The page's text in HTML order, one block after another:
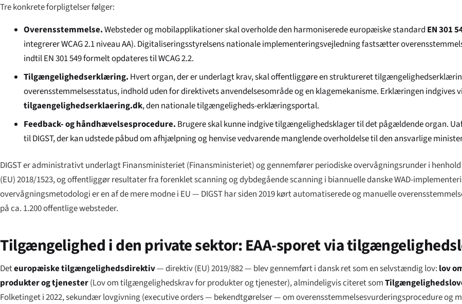
Tre konkrete forpligtelser følger:
Overensstemmelse.Websteder og mobilapplikationer skal overholde den harmoniserede europæiske standard EN 301
integrerer WCAG 2.1 niveau AA). Digitaliseringsstyrelsens nationale implementeringsvejledning fastsætter
indtil EN 301 549 formelt opdateres til WCAG 2.2.
Tilgængelighedserklæring. Hvert organ, der er underlagt krav, skal offentliggøre en struktureret
overensstemmelsesstatus, indhold uden for direktivets anvendelsesområde og en klagemekanisme. Erklæringen indgives
tilgaengelighedserklaering.dk, den nationale tilgængeligheds-erklæringsportal.
Feedback- og håndhævelsesprocedure. Brugere skal kunne indgive tilgængelighedsklager til det pågældende organ.
til DIGST, der kan udstede påbud om afhjælpning og henvise vedvarende manglende overholdelse til den ansvarlige
DIGST er administrativt underlagt Finansministeriet (Finansministeriet) og gennemfører periodiske overvågningsrunder i
(EU) 2018/1523, og offentliggør resultater fra forenklet scanning og dybdegående scanning i biannuelle danske WAD-
overvågningsmetodologi er en af de mere modne i EU — DIGST har siden 2019 kørt automatiserede og manuelle
på ca. 1.200 offentlige websteder.
Tilgængelighed i den private sektor: EAA-sporet via
Deteuropæiske tilgængelighedsdirektiv— direktiv (EU) 2019/882 — blev gennemført i dansk ret som en selvstændig lov: lov
produkter og tjenester(Lov om tilgængelighedskrav for produkter og tjenester), almindeligvis citeret som
Folketinget i 2022, sekundær lovgivning (executive orders — bekendtgørelser— om overensstemmelsesvurderingsprocedure og